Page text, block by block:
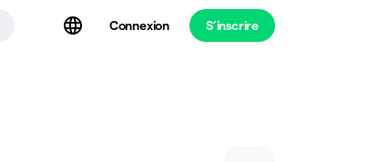
Connexion S’inscrire